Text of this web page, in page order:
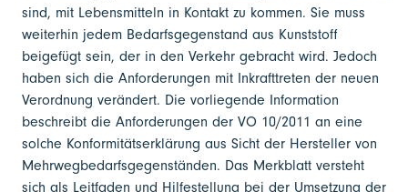
sind, mit Lebensmitteln in Kontakt zu kommen. Sie muss
weiterhin jedem Bedarfsgegenstand aus Kunststoff
beigefügt sein, der in den Verkehr gebracht wird. Jedoch
haben sich die Anforderungen mit Inkrafttreten der neuen
Verordnung verändert. Die vorliegende Information
beschreibt die Anforderungen der VO 10/2011 an eine
solche Konformitätserklärung aus Sicht der Hersteller von
Mehrwegbedarfsgegenständen. Das Merkblatt versteht
sich als Leitfaden und Hilfestellung bei der Umsetzung der